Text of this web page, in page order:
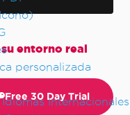
personalizada
Internacionales
entorno real
Free 30 Day Trial